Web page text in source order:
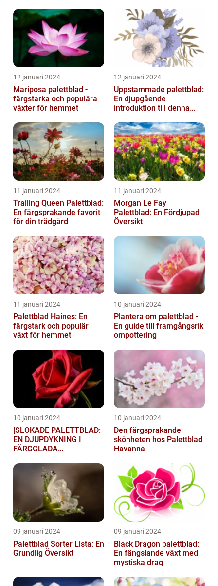
12 januari 2024
Mariposa palettblad -
färgstarka och populära
växter för hemmet
12 januari 2024
Uppstammade palettblad:
En djupgående
introduktion till denna
11 januari 2024
Trailing Queen Palettblad:
En färgsprakande favorit
för din trädgård
11 januari 2024
Morgan Le Fay
Palettblad: En Fördjupad
Översikt
11 januari 2024
Palettblad Haines: En
färgstark och populär
växt för hemmet
10 januari 2024
Plantera om palettblad -
En guide till framgångsrik
ompottering
10 januari 2024
[SLOKADE PALETTBLAD:
EN DJUPDYKNING I
FÄRGGLADA
UNDERBARA VÄRLD]
10 januari 2024
Den färgsprakande
skönheten hos Palettblad
Havanna
09 januari 2024
Palettblad Sorter Lista: En
Grundlig Översikt
09 januari 2024
Black Dragon palettblad:
En fängslande växt med
mystiska drag